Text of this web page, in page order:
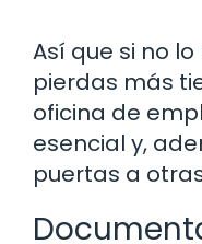
Así que si no
pierdas más
oficina de
esencial y,
puertas a